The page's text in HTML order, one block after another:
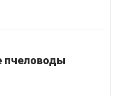
пчеловоды